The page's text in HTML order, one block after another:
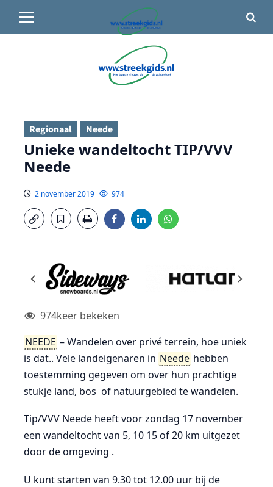
14°C• Vandaag 12° / 20°
menu
Regionaal Neede
Unieke wandeltocht TIP/VVV
Neede
2 november 2019 974
974keer bekeken
NEEDE – Wandelen over privé terrein, hoe uniek
is dat.. Vele landeigenaren in Neede hebben
toestemming gegeven om over hun prachtige
stukje land, bos of natuurgebied te wandelen.
Tip/VVV Neede heeft voor zondag 17 november
een wandeltocht van 5, 10 15 of 20 km uitgezet
door de omgeving .
U kunt starten van 9.30 tot 12.00 uur bij de